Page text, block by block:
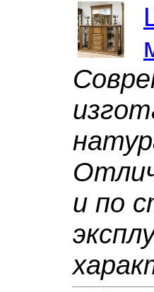
и по